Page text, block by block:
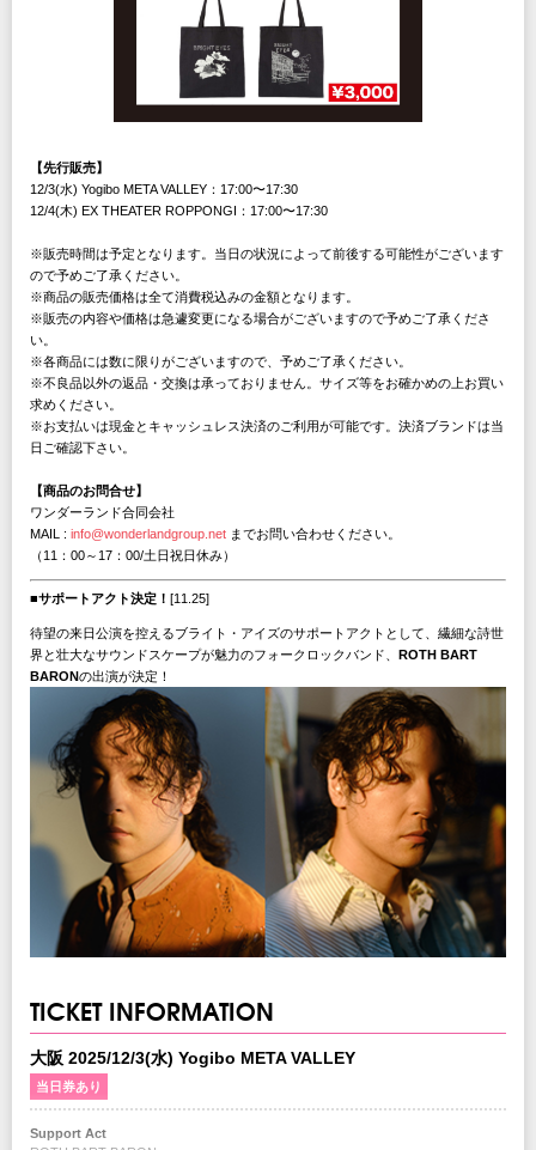
【先行販売】
12/3(水) Yogibo META VALLEY：17:00〜17:30
12/4(木) EX THEATER ROPPONGI：17:00〜17:30
※販売時間は予定となります。当日の状況によって前後する可能性がございます
ので予めご了承ください。
※商品の販売価格は全て消費税込みの金額となります。
※販売の内容や価格は急遽変更になる場合がございますので予めご了承くださ
い。
※各商品には数に限りがございますので、予めご了承ください。
※不良品以外の返品・交換は承っておりません。サイズ等をお確かめの上お買い
求めください。
※お支払いは現金とキャッシュレス決済のご利用が可能です。決済ブランドは当
日ご確認下さい。
【商品のお問合せ】
ワンダーランド合同会社
MAIL : info@wonderlandgroup.net までお問い合わせください。
（11：00～17：00/土日祝日休み）
■サポートアクト決定！ [11.25]
待望の来日公演を控えるブライト・アイズのサポートアクトとして、繊細な詩世
界と壮大なサウンドスケープが魅力のフォークロックバンド、
ROTH BART
BARONの出演が決定！
TICKET INFORMATION
大阪 2025/12/3(水) Yogibo META VALLEY
当日券あり
Support Act